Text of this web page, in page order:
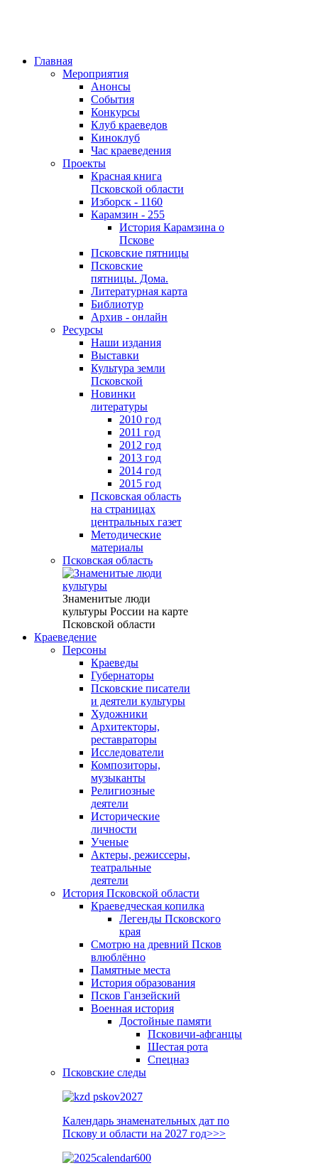
Главная
Мероприятия
Анонсы
События
Конкурсы
Клуб краеведов
Киноклуб
Час краеведения
Проекты
Красная книга
Псковской области
Изборск - 1160
Карамзин - 255
История Карамзина о
Пскове
Псковские пятницы
Псковские
пятницы. Дома.
Литературная карта
Библиотур
Архив - онлайн
Ресурсы
Наши издания
Выставки
Культура земли
Псковской
Новинки
литературы
2010 год
2011 год
2012 год
2013 год
2014 год
2015 год
Псковская область
на страницах
центральных газет
Методические
материалы
Псковская область
Знаменитые люди
культуры России на карте
Псковской области
Краеведение
Персоны
Краеведы
Губернаторы
Псковские писатели
и деятели культуры
Художники
Архитекторы,
реставраторы
Исследователи
Композиторы,
музыканты
Религиозные
деятели
Исторические
личности
Ученые
Актеры, режиссеры,
театральные
деятели
История Псковской области
Краеведческая копилка
Легенды Псковского
края
Смотрю на древний Псков
влюблённо
Памятные места
История образования
Псков Ганзейский
Военная история
Достойные памяти
Псковичи-афганцы
Шестая рота
Спецназ
Псковские следы
Календарь знаменательных дат по
Пскову и области на 2027 год>>>